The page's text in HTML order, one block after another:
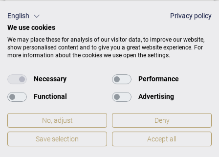
VARIO Digitalsystem
2 Jahre Herstellergarantie
Wir helfen bei Softwarefehlern
English
Privacy policy
We use cookies
We may place these for analysis of our visitor data, to improve our website,
show personalised content and to give you a great website experience. For
more information about the cookies we use open the settings.
Necessary Performance
Functional Advertising
No, adjust Deny
Save selection Accept all